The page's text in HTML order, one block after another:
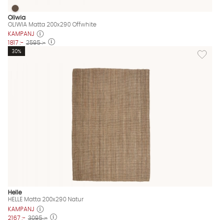
OLIWIA Matta 200x290 Offwhite Finns även i dessa färger:
OLIWIA Matta 200x290 Offwhite
Oliwia
OLIWIA Matta 200x290 Offwhite
KAMPANJ
1817 :- 2595 :-
Lägg
30%
Helle
HELLE Matta 200x290 Natur
KAMPANJ
2167 :- 3095 :-